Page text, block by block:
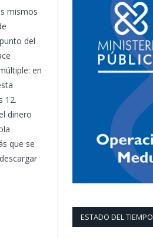
mismos
del
en
12.
dinero
que se
ESTADO DEL TIEMPO